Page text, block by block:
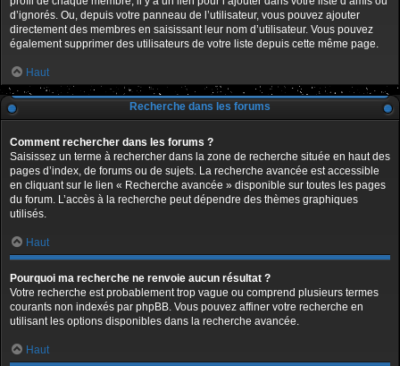
d’ignorés. Ou, depuis votre panneau de l’utilisateur, vous pouvez ajouter
directement des membres en saisissant leur nom d’utilisateur. Vous pouvez
également supprimer des utilisateurs de votre liste depuis cette même page.
Haut
Recherche dans les forums
Comment rechercher dans les forums ?
Saisissez un terme à rechercher dans la zone de recherche située en haut des
pages d’index, de forums ou de sujets. La recherche avancée est accessible
en cliquant sur le lien « Recherche avancée » disponible sur toutes les pages
du forum. L’accès à la recherche peut dépendre des thèmes graphiques
utilisés.
Haut
Pourquoi ma recherche ne renvoie aucun résultat ?
Votre recherche est probablement trop vague ou comprend plusieurs termes
courants non indexés par phpBB. Vous pouvez affiner votre recherche en
utilisant les options disponibles dans la recherche avancée.
Haut